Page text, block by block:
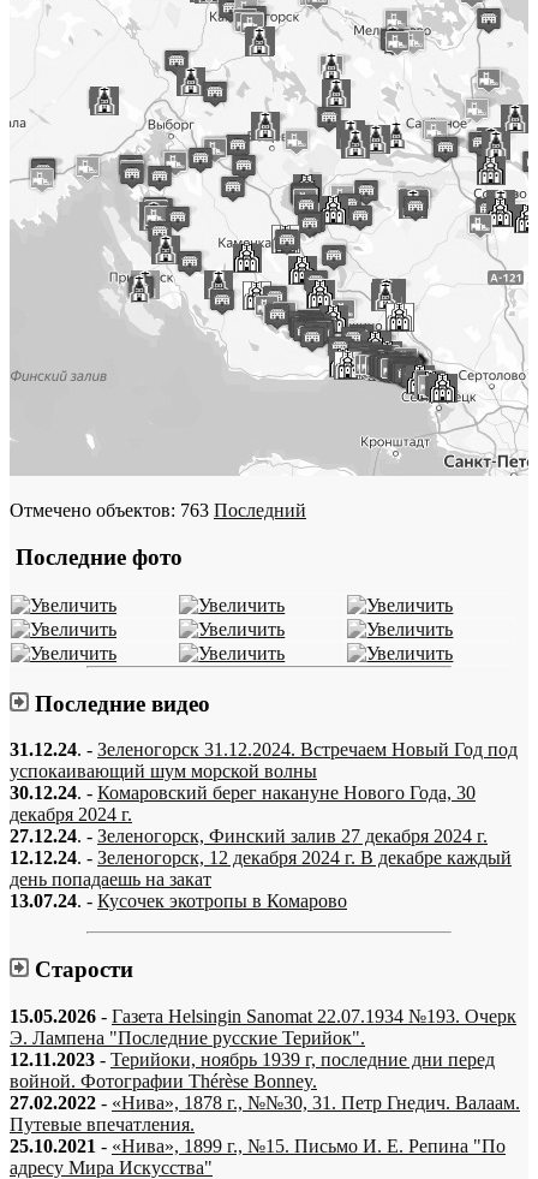
Отмечено объектов: 763 Последний
Последние фото
Последние видео
31.12.24. - Зеленогорск 31.12.2024. Встречаем Новый Год под
успокаивающий шум морской волны
30.12.24. - Комаровский берег накануне Нового Года, 30
декабря 2024 г.
27.12.24. - Зеленогорск, Финский залив 27 декабря 2024 г.
12.12.24. - Зеленогорск, 12 декабря 2024 г. В декабре каждый
день попадаешь на закат
13.07.24. - Кусочек экотропы в Комарово
Старости
15.05.2026 - Газета Helsingin Sanomat 22.07.1934 №193. Очерк
Э. Лампена "Последние русские Терийок".
12.11.2023 - Терийоки, ноябрь 1939 г, последние дни перед
войной. Фотографии Thérèse Bonney.
27.02.2022 - «Нива», 1878 г., №№30, 31. Петр Гнедич. Валаам.
Путевые впечатления.
25.10.2021 - «Нива», 1899 г., №15. Письмо И. Е. Репина "По
адресу Мира Искусства"